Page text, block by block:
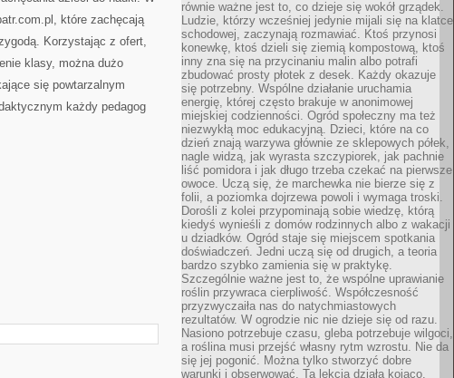
które zachęcają
Korzystając z ofert,
klasy, można dużo
się powtarzalnym
każdy pedagog
równie ważne jest to, co dzieje się wokół grządek.
Ludzie, którzy wcześniej jedynie mijali się na klatce
schodowej, zaczynają rozmawiać. Ktoś przynosi
konewkę, ktoś dzieli się ziemią kompostową, ktoś
inny zna się na przycinaniu malin albo potrafi
zbudować prosty płotek z desek. Każdy okazuje
się potrzebny. Wspólne działanie uruchamia
energię, której często brakuje w anonimowej
miejskiej codzienności. Ogród społeczny ma też
niezwykłą moc edukacyjną. Dzieci, które na co
dzień znają warzywa głównie ze sklepowych półek,
nagle widzą, jak wyrasta szczypiorek, jak pachnie
liść pomidora i jak długo trzeba czekać na pierwsze
owoce. Uczą się, że marchewka nie bierze się z
folii, a poziomka dojrzewa powoli i wymaga troski.
Dorośli z kolei przypominają sobie wiedzę, którą
kiedyś wynieśli z domów rodzinnych albo z wakacji
u dziadków. Ogród staje się miejscem spotkania
doświadczeń. Jedni uczą się od drugich, a teoria
bardzo szybko zamienia się w praktykę.
Szczególnie ważne jest to, że wspólne uprawianie
roślin przywraca cierpliwość. Współczesność
przyzwyczaiła nas do natychmiastowych
rezultatów. W ogrodzie nic nie dzieje się od razu.
Nasiono potrzebuje czasu, gleba potrzebuje wilgoci,
a roślina musi przejść własny rytm wzrostu. Nie da
się jej pogonić. Można tylko stworzyć dobre
warunki i obserwować. Ta lekcja działa kojąco.